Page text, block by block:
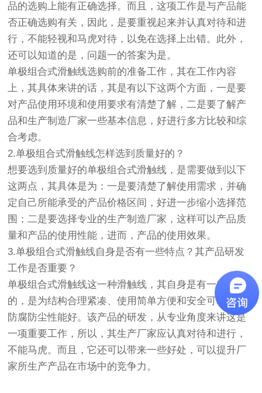
品的选购上能有正确选择。而且，这项工作是与产品能
否正确选购有关，因此，是要重视起来并认真对待和进
行，不能轻视和马虎对待，以免在选择上出错。此外，
还可以知道的是，问题一的答案为是。
单极组合式滑触线选购前的准备工作，其在工作内容
上，其具体来讲的话，其是有以下这两个方面，一是要
对产品使用环境和使用要求有清楚了解，二是要了解产
品和生产制造厂家一些基本信息，好进行多方比较和综
合考虑。
2.单极组合式滑触线怎样选到质量好的？
想要选到质量好的单极组合式滑触线，是需要做到以下
这两点，其具体是为：一是要清楚了解使用需求，并确
定自己所能承受的产品价格区间，好进一步缩小选择范
围；二是要选择专业的生产制造厂家，这样可以产品质
量和产品的使用性能，进而，产品的使用效果。
3.单极组合式滑触线自身是否有一些特点？其产品研发
工作是否重要？
单极组合式滑触线这一种滑触线，其自身是有一些特点
的，是为结构合理紧凑、使用简单方便和安全可靠以及
防腐防尘性能好。该产品的研发，从专业角度来讲这是
一项重要工作，所以，其生产厂家应认真对待和进行，
不能马虎。而且，它还可以带来一些好处，可以提升厂
家所生产产品在市场中的竞争力。